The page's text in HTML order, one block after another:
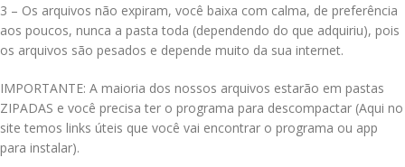
3 – Os arquivos não expiram, você baixa com calma, de preferência
aos poucos, nunca a pasta toda (dependendo do que adquiriu), pois
os arquivos são pesados e depende muito da sua internet.
IMPORTANTE: A maioria dos nossos arquivos estarão em pastas
ZIPADAS e você precisa ter o programa para descompactar (Aqui no
site temos links úteis que você vai encontrar o programa ou app
para instalar).